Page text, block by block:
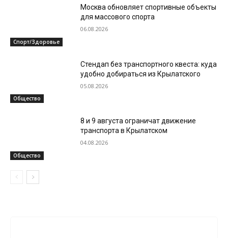
Спорт/Здоровье
Москва обновляет спортивные объекты
для массового спорта
06.08.2026
Общество
Стендап без транспортного квеста: куда
удобно добираться из Крылатского
05.08.2026
Общество
8 и 9 августа ограничат движение
транспорта в Крылатском
04.08.2026